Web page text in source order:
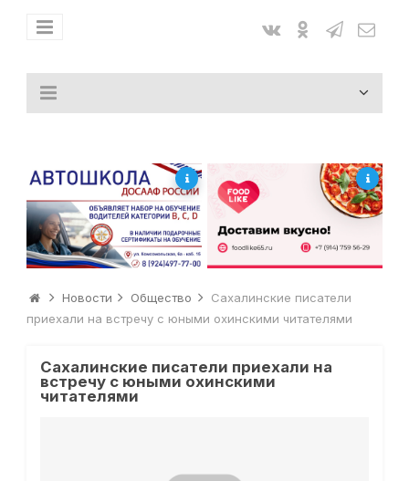
Новости Общество
Сахалинские писатели
приехали на встречу с юными охинскими читателями
Сахалинские писатели приехали на
встречу с юными охинскими
читателями